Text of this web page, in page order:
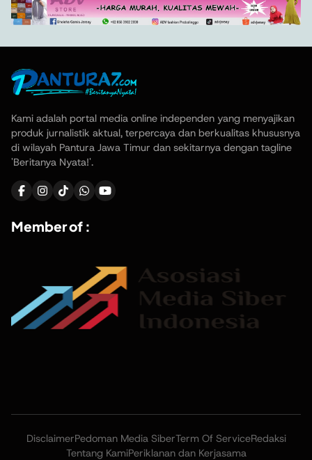
Kami adalah portal media online independen yang menyajikan
produk jurnalistik aktual, terpercaya dan berkualitas khususnya
di wilayah Pantura Jawa Timur dan sekitarnya dengan tagline
'Beritanya Nyata!'.
Member of :
DisclaimerPedoman Media SiberTerm Of ServiceRedaksi
Tentang KamiPeriklanan dan Kerjasama